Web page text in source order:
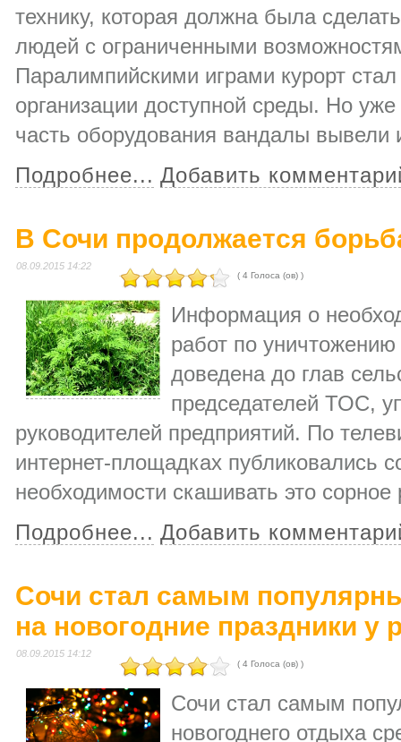
технику, которая должна была
людей с ограниченными
Паралимпийскими играми курорт
организации доступной среды. Но
часть оборудования вандалы вывели
Подробнее... Добавить
В Сочи продолжается
08.09.2015 14:22
( 4 Голоса (ов) )
Информация о
работ по
доведена до глав
председателей ТОС,
руководителей предприятий. По
интернет-площадках публиковались
необходимости скашивать это сорное
Подробнее... Добавить
Сочи стал самым
на новогодние праздники у
08.09.2015 14:12
( 4 Голоса (ов) )
Сочи стал самым
новогоднего отдыха